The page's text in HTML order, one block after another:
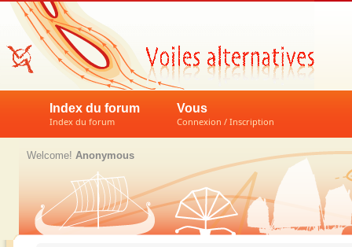
Index du forum
Index du forum
Vous
Connexion / Inscription
Welcome! Anonymous